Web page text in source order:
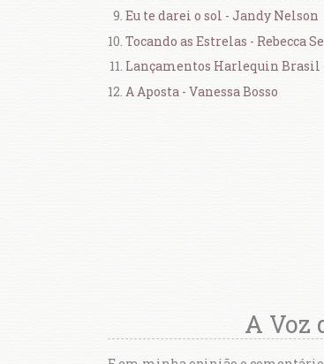
Eu te darei o sol - Jandy Nelson
Tocando as Estrelas - Rebecca
Lançamentos Harlequin Brasil
A Aposta - Vanessa Bosso
A Voz